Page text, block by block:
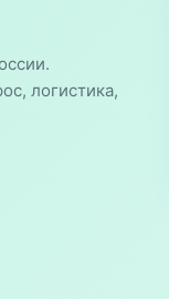
логистика,